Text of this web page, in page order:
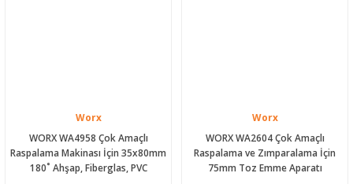
Worx
WORX WA4958 Çok Amaçlı
Raspalama Makinası İçin 35x80mm
180˚ Ahşap, Fiberglas, PVC
Worx
WORX WA2604 Çok Amaçlı
Raspalama ve Zımparalama İçin
75mm Toz Emme Aparatı